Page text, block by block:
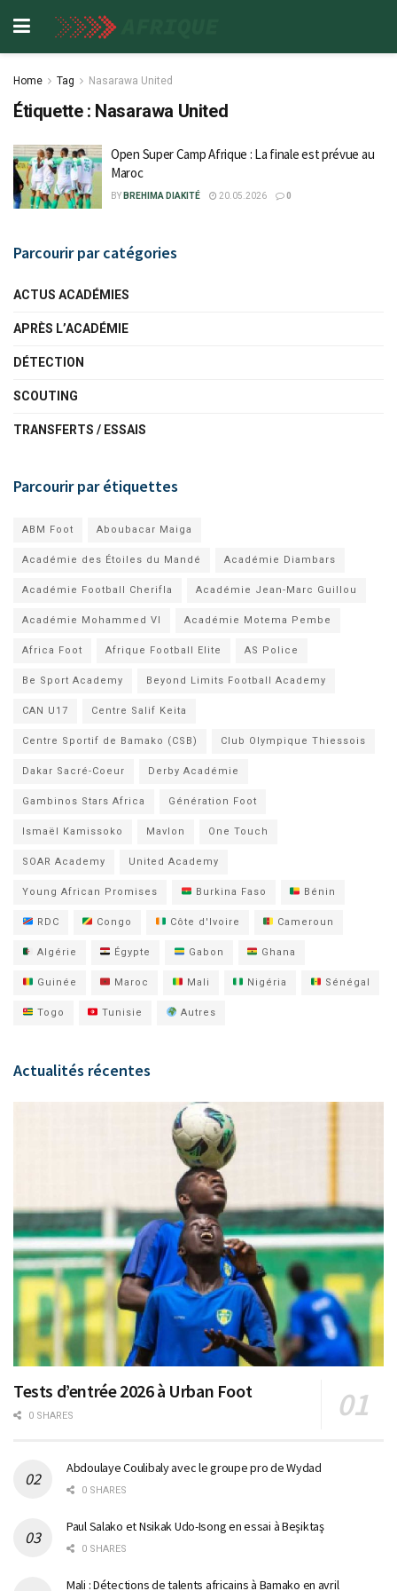
Home Tag Nasarawa United
Étiquette : Nasarawa United
Open Super Camp Afrique : La finale est prévue au
Maroc
BY BREHIMA DIAKITÉ 20.05.2026 0
Parcourir par catégories
ACTUS ACADÉMIES
APRÈS L’ACADÉMIE
DÉTECTION
SCOUTING
TRANSFERTS / ESSAIS
Parcourir par étiquettes
ABM Foot Aboubacar Maiga
Académie des Étoiles du Mandé Académie Diambars
Académie Football Cherifla Académie Jean-Marc Guillou
Académie Mohammed VI Académie Motema Pembe
Africa Foot Afrique Football Elite AS Police
Be Sport Academy Beyond Limits Football Academy
CAN U17 Centre Salif Keita
Centre Sportif de Bamako (CSB) Club Olympique Thiessois
Dakar Sacré-Coeur Derby Académie
Gambinos Stars Africa Génération Foot
Ismaël Kamissoko Mavlon One Touch
SOAR Academy United Academy
Young African Promises Burkina Faso Bénin
RDC Congo Côte d'Ivoire Cameroun
Algérie Égypte Gabon Ghana
Guinée Maroc Mali Nigéria Sénégal
Togo Tunisie Autres
Actualités récentes
Tests d’entrée 2026 à Urban Foot
0 SHARES
Abdoulaye Coulibaly avec le groupe pro de Wydad
0 SHARES
Paul Salako et Nsikak Udo-Isong en essai à Beşiktaş
0 SHARES
Mali : Détections de talents africains à Bamako en avril